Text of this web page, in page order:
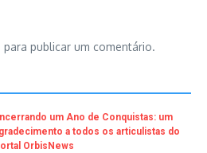
para publicar um comentário.
um Ano de Conquistas: um
a todos os articulistas do
OrbisNews